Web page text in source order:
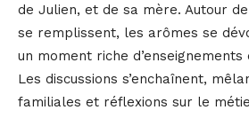
de Julien, et de sa mère. Autour
se remplissent, les arômes se
un moment riche
Les discussions s’enchaînent,
familiales et réflexions sur le